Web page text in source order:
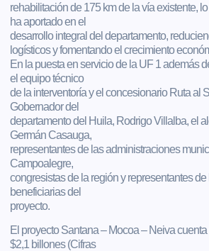
rehabilitación de 175 km de la vía existente,
ha aportado en el
desarrollo integral del departamento,
logísticos y fomentando el crecimiento
En la puesta en servicio de la UF 1 además
el equipo técnico
de la interventoría y el concesionario Ruta al
Gobernador del
departamento del Huila, Rodrigo Villalba, el
Germán Casauga,
representantes de las administraciones
Campoalegre,
congresistas de la región y representantes
beneficiarias del
proyecto.
El proyecto Santana – Mocoa – Neiva
$2,1 billones (Cifras